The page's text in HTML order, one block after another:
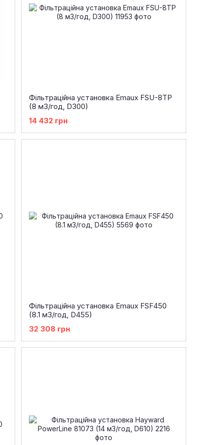
Фільтраційна установка Emaux FSU-8TP
(8 м3/год, D300)
14 432 грн
Фільтраційна установка Emaux FSF450
(8.1 м3/год, D455)
32 308 грн